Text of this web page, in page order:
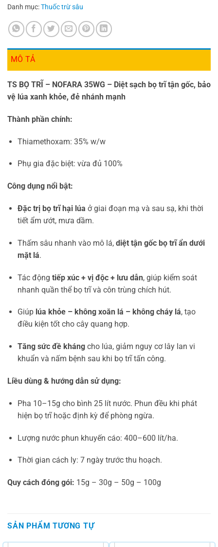
Danh mục:Thuốc trừ sâu
MÔ TẢ
TS BỌ TRĨ – NOFARA 35WG – Diệt sạch bọ trĩ tận gốc, bảo
vệ lúa xanh khỏe, đẻ nhánh mạnh
Thành phần chính:
Thiamethoxam: 35% w/w
Phụ gia đặc biệt: vừa đủ 100%
Công dụng nổi bật:
Đặc trị bọ trĩ hại lúa ở giai đoạn mạ và sau sạ, khi thời
tiết ẩm ướt, mưa dầm.
Thấm sâu nhanh vào mô lá, diệt tận gốc bọ trĩ ẩn dưới
mặt lá.
Tác động tiếp xúc + vị độc + lưu dẫn, giúp kiểm soát
nhanh quần thể bọ trĩ và côn trùng chích hút.
Giúp lúa khỏe – không xoăn lá – không cháy lá, tạo
điều kiện tốt cho cây quang hợp.
Tăng sức đề khángcho lúa, giảm nguy cơ lây lan vi
khuẩn và nấm bệnh sau khi bọ trĩ tấn công.
Liều dùng & hướng dẫn sử dụng:
Pha 10–15g cho bình 25 lít nước. Phun đều khi phát
hiện bọ trĩ hoặc định kỳ để phòng ngừa.
Lượng nước phun khuyến cáo: 400–600 lít/ha.
Thời gian cách ly: 7 ngày trước thu hoạch.
Quy cách đóng gói: 15g – 30g – 50g – 100g
SẢN PHẨM TƯƠNG TỰ